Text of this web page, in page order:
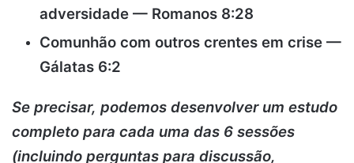
adversidade — Romanos 8:28
Comunhão com outros crentes em crise —
Gálatas 6:2
Se precisar, podemos desenvolver um estudo
completo para cada uma das 6 sessões
(incluindo perguntas para discussão,